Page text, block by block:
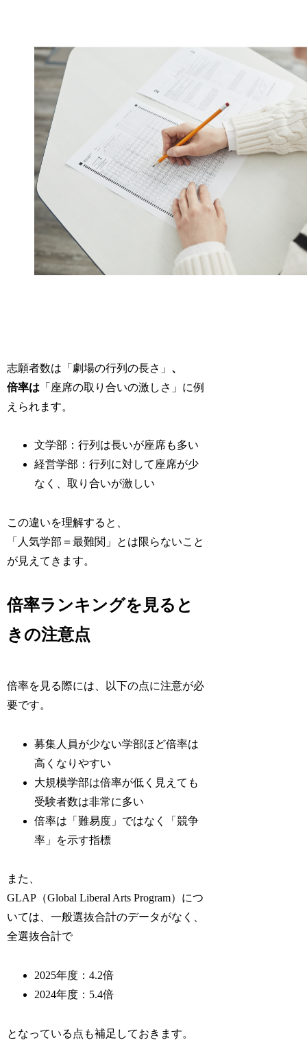
志願者数は「劇場の行列の長さ」 、
倍率は 「座席の取り合いの激しさ」に例
えられます。
文学部：行列は長いが座席も多い
経営学部：行列に対して座席が少
なく、取り合いが激しい
この違いを理解すると、
「人気学部＝最難関」とは限らないこと
が見えてきます。
倍率ランキングを見ると
きの注意点
倍率を見る際には、以下の点に注意が必
要です。
募集人員が少ない学部ほど倍率は
高くなりやすい
大規模学部は倍率が低く見えても
受験者数は非常に多い
倍率は「難易度」ではなく「競争
率」を示す指標
また、
GLAP（Global Liberal Arts Program）につ
いては、一般選抜合計のデータがなく、
全選抜合計で
2025年度：4.2倍
2024年度：5.4倍
となっている点も補足しておきます。